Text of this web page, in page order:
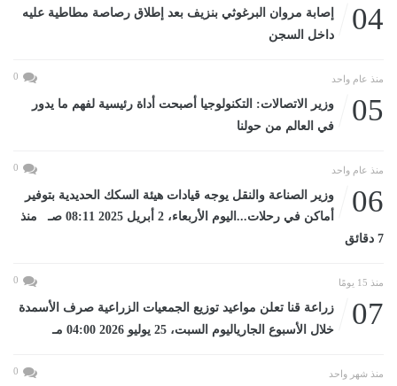
04
إصابة مروان البرغوثي بنزيف بعد إطلاق رصاصة مطاطية عليه
داخل السجن
منذ عام واحد 0
05
وزير الاتصالات: التكنولوجيا أصبحت أداة رئيسية لفهم ما يدور
في العالم من حولنا
منذ عام واحد 0
06
وزير الصناعة والنقل يوجه قيادات هيئة السكك الحديدية بتوفير
أماكن في رحلات...اليوم الأربعاء، 2 أبريل 2025 08:11 صـ منذ
7 دقائق
منذ 15 يومًا 0
07
زراعة قنا تعلن مواعيد توزيع الجمعيات الزراعية صرف الأسمدة
خلال الأسبوع الجارياليوم السبت، 25 يوليو 2026 04:00 مـ
منذ شهر واحد 0